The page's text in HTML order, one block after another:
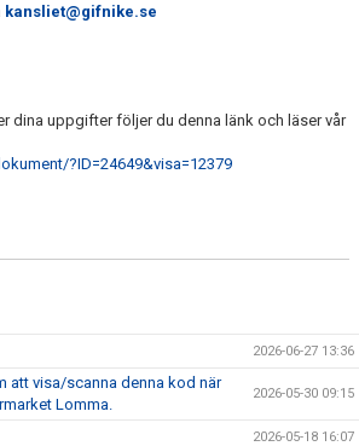
kansliet@gifnike.se
dina uppgifter följer du denna länk och läser vår
?ID=24649&visa=12379
2026-06-27 13:36
att visa/scanna denna kod när
Lomma.
2026-05-30 09:15
2026-05-18 16:07